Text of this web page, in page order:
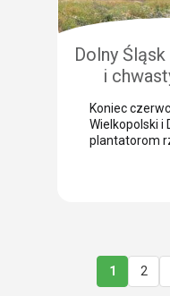
Dolny
i
uratować
Koniec
Wielkopolski i
plantatorom
emocje
deszczu
roślin.
Jak
Staniek,
przed
1 2